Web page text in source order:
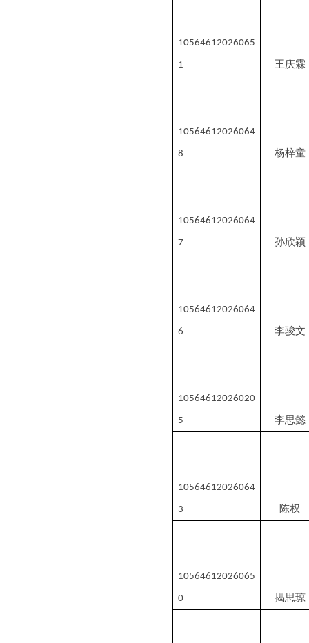
10564612026065
1 王庆霖
10564612026064
8 杨梓童
10564612026064
7 孙欣颖
10564612026064
6 李骏文
10564612026020
5 李思懿
10564612026064
3 陈权
10564612026065
0 揭思琼